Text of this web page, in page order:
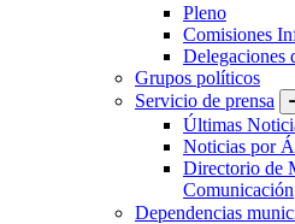
Pleno
Comisiones
Delegaciones
Grupos políticos
Servicio de prensa
Últimas
Noticias por
Directorio de
Comunicación
Dependencias